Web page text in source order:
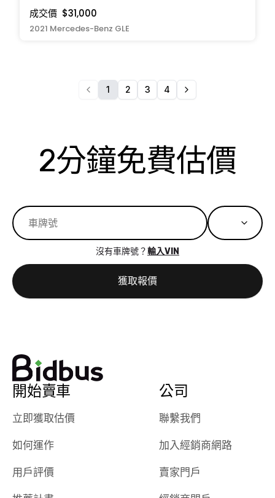
成交價 $31,000
2021 Mercedes-Benz GLE
1 2 3 4
2分鐘免費估價
沒有車牌號？輸入VIN
獲取報價
開始賣車
立即獲取估價
如何運作
用戶評價
公司
聯繫我們
加入經銷商網路
賣家門戶